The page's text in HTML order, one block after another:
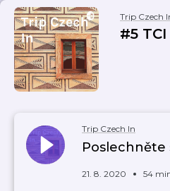
Trip Czech
#5 TCI
Trip Czech In
Poslechněte
21. 8. 2020 54